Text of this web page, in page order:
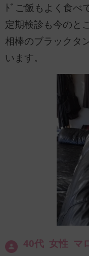
ﾄﾞご飯もよく食べ
定期検診も今のと
相棒のブラックタ
います。
40代 女性 マ